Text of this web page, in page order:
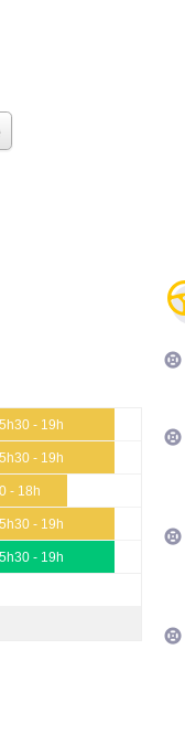
- 19h
- 19h
- 18h
- 19h
- 19h